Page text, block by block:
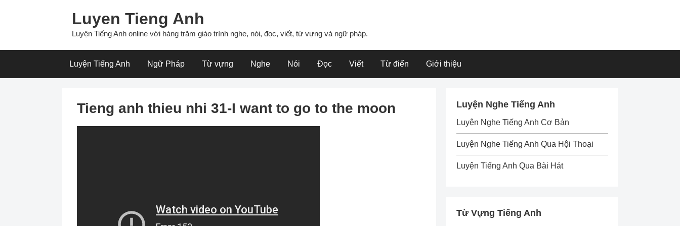
Luyen Tieng Anh
Luyện Tiếng Anh online với hàng trăm giáo trình nghe, nói, đọc, viết, từ vựng và ngữ pháp.
Luyện Tiếng Anh Ngữ Pháp Từ vựng Nghe Nói Đọc Viết Từ điển Giới thiệu
Tieng anh thieu nhi 31-I want to go to the moon Luyện Nghe Tiếng Anh
Luyện Nghe Tiếng Anh Cơ Bản
Luyện Nghe Tiếng Anh Qua Hội Thoại
Luyện Tiếng Anh Qua Bài Hát
Từ Vựng Tiếng Anh